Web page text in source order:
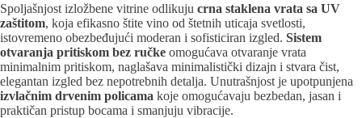
Spoljašnjost izložbene vitrine odlikuju crna staklena vrata sa UV
zaštitom, koja efikasno štite vino od štetnih uticaja svetlosti,
istovremeno obezbeđujući moderan i sofisticiran izgled. Sistem
otvaranja pritiskom bez ručke omogućava otvaranje vrata
minimalnim pritiskom, naglašava minimalistički dizajn i stvara čist,
elegantan izgled bez nepotrebnih detalja. Unutrašnjost je upotpunjena
izvlačnim drvenim policama koje omogućavaju bezbedan, jasan i
praktičan pristup bocama i smanjuju vibracije.